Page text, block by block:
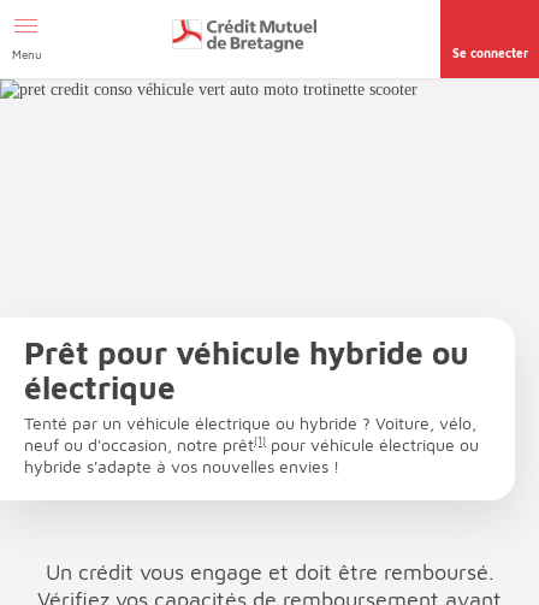
page accessibilité
Menu Se connecter
Prêt pour véhicule hybride ou
électrique
Tenté par un véhicule électrique ou hybride ? Voiture, vélo,
neuf ou d'occasion, notre prêt(1) pour véhicule électrique ou
hybride s'adapte à vos nouvelles envies !
Un crédit vous engage et doit être remboursé.
Vérifiez vos capacités de remboursement avant